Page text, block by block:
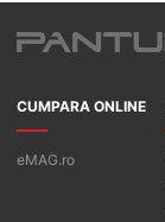
CUMPARA ONLINE
eMAG.ro